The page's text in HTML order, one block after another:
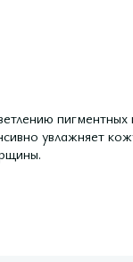
пигментных
увлажняет